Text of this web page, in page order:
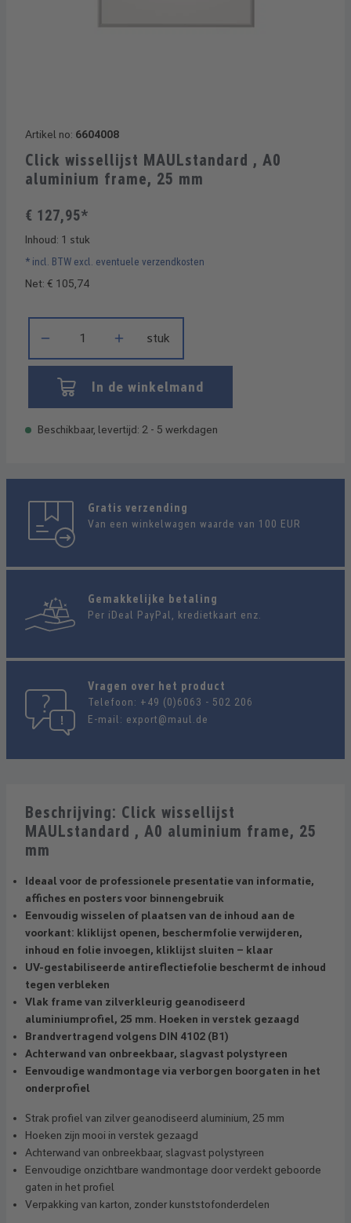
Artikel no: 6604008
Click wissellijst MAULstandard , A0
aluminium frame, 25 mm
€ 127,95*
Inhoud: 1 stuk
* incl. BTW excl. eventuele verzendkosten
Net: € 105,74
stuk
In de winkelmand
Beschikbaar, levertijd: 2 - 5 werkdagen
Gratis verzending
Van een winkelwagen waarde van 100 EUR
Gemakkelijke betaling
Per iDeal PayPal, kredietkaart enz.
Vragen over het product
Telefoon: +49 (0)6063 - 502 206
E-mail: export@maul.de
Beschrijving: Click wissellijst
MAULstandard , A0 aluminium frame, 25
mm
Ideaal voor de professionele presentatie van informatie,
affiches en posters voor binnengebruik
Eenvoudig wisselen of plaatsen van de inhoud aan de
voorkant: kliklijst openen, beschermfolie verwijderen,
inhoud en folie invoegen, kliklijst sluiten – klaar
UV-gestabiliseerde antireflectiefolie beschermt de inhoud
tegen verbleken
Vlak frame van zilverkleurig geanodiseerd
aluminiumprofiel, 25 mm. Hoeken in verstek gezaagd
Brandvertragend volgens DIN 4102 (B1)
Achterwand van onbreekbaar, slagvast polystyreen
Eenvoudige wandmontage via verborgen boorgaten in het
onderprofiel
Strak profiel van zilver geanodiseerd aluminium, 25 mm
Hoeken zijn mooi in verstek gezaagd
Achterwand van onbreekbaar, slagvast polystyreen
Eenvoudige onzichtbare wandmontage door verdekt geboorde
gaten in het profiel
Verpakking van karton, zonder kunststofonderdelen